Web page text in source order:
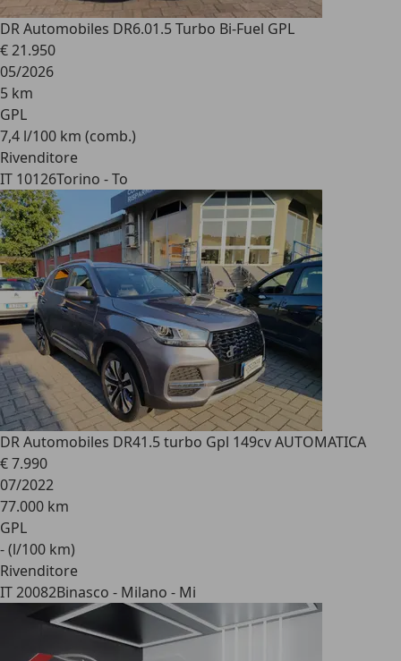
DR Automobiles DR6.01.5 Turbo Bi-Fuel GPL
€ 21.950
05/2026
5 km
GPL
7,4 l/100 km (comb.)
Rivenditore
IT 10126Torino - To
DR Automobiles DR41.5 turbo Gpl 149cv AUTOMATICA
€ 7.990
07/2022
77.000 km
GPL
- (l/100 km)
Rivenditore
IT 20082Binasco - Milano - Mi